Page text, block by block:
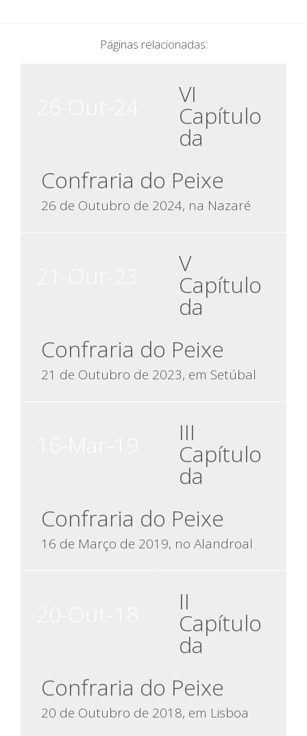
Páginas relacionadas:
VI
Capítulo
da
Confraria do Peixe
26 de Outubro de 2024, na Nazaré
V
Capítulo
da
Confraria do Peixe
21 de Outubro de 2023, em Setúbal
III
Capítulo
da
Confraria do Peixe
16 de Março de 2019, no Alandroal
II
Capítulo
da
Confraria do Peixe
20 de Outubro de 2018, em Lisboa